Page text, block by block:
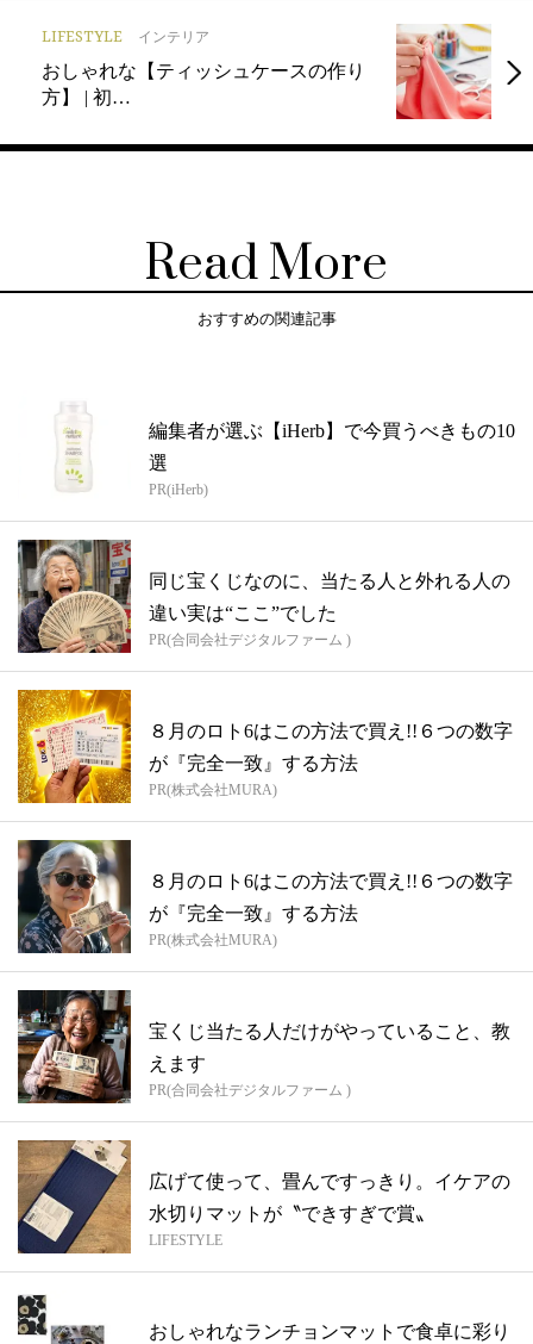
LIFESTYLE インテリア
おしゃれな【ティッシュケースの作り
方】 | 初…
Read More
おすすめの関連記事
編集者が選ぶ【iHerb】で今買うべきもの10
選
PR(iHerb)
同じ宝くじなのに、当たる人と外れる人の
違い実は“ここ”でした
PR(合同会社デジタルファーム )
８月のロト6はこの方法で買え!!６つの数字
が『完全一致』する方法
PR(株式会社MURA)
８月のロト6はこの方法で買え!!６つの数字
が『完全一致』する方法
PR(株式会社MURA)
宝くじ当たる人だけがやっていること、教
えます
PR(合同会社デジタルファーム )
広げて使って、畳んですっきり。イケアの
水切りマットが〝できすぎで賞〟
LIFESTYLE
おしゃれなランチョンマットで食卓に彩り